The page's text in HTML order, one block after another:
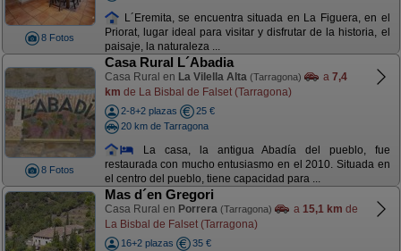
8 Fotos
L´Eremita, se encuentra situada en La Figuera, en el
Priorat, lugar ideal para visitar y disfrutar de la historia, el
paisaje, la naturaleza ...
8 Fotos
Casa Rural L´Abadia
Casa Rural en La Vilella Alta (Tarragona) a 7,4
km de La Bisbal de Falset (Tarragona)
2-8+2 plazas
25 €
20 km de Tarragona
La casa, la antigua Abadía del pueblo, fue
restaurada con mucho entusiasmo en el 2010. Situada en
el centro del pueblo, tiene capacidad para ...
Mas d´en Gregori
Casa Rural en Porrera (Tarragona) a 15,1 km de
La Bisbal de Falset (Tarragona)
16+2 plazas
35 €